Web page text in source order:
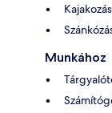
Munkához